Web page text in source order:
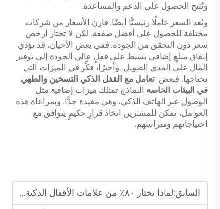
ويُتيح الحصول على الدعم والمساعدة.
ويُعد السعر عاملًا رئيسيًّا أيضًا. قارن الأسعار من شركات
مختلفة للحصول على أفضل صفقة. لكن لا تختار أرخص
سعر دون التحقق من الجودة. ففي بعض الأحيان، قد يؤدي
إنفاق مبلغٍ إضافي بسيط على قفلٍ عالي الجودة إلى توفير
المال على المدى الطويل. وأخيرًا، فكِّر في الميزات التي
تحتاجها. فبعض تعامل مع القفل الذكي التسخين والطهي
في البيئات الخاصة النماذج تمتلك ميزات إضافية مثل
الوصول عبر الهاتف الذكي، وهي مفيدة جدًّا. وبمراعاة هذه
العوامل، يمكن للمشترين اتخاذ قرارٍ حكيمٍ يتوافق مع
احتياجاتهم وميزانيتهم.
السابق:لماذا يختار ٨٠٪ من علامات الأقفال الذكية العالمية خدمات التصنيع حسب الطلب (OEM) في الصين؟